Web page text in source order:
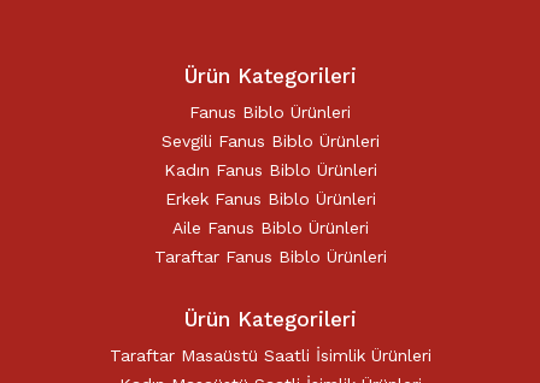
Ürün Kategorileri
Fanus Biblo Ürünleri
Sevgili Fanus Biblo Ürünleri
Kadın Fanus Biblo Ürünleri
Erkek Fanus Biblo Ürünleri
Aile Fanus Biblo Ürünleri
Taraftar Fanus Biblo Ürünleri
Ürün Kategorileri
Taraftar Masaüstü Saatli İsimlik Ürünleri